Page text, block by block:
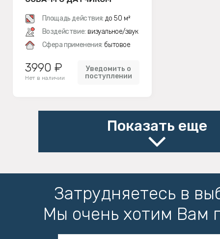
Площадь действия: до 50 м²
Воздействие: визуальное/звук
Сфера применения: бытовое
3990 ₽
Нет в наличии
Уведомить о
поступлении
Показать еще
Затрудняетесь в
Мы очень хотим Вам